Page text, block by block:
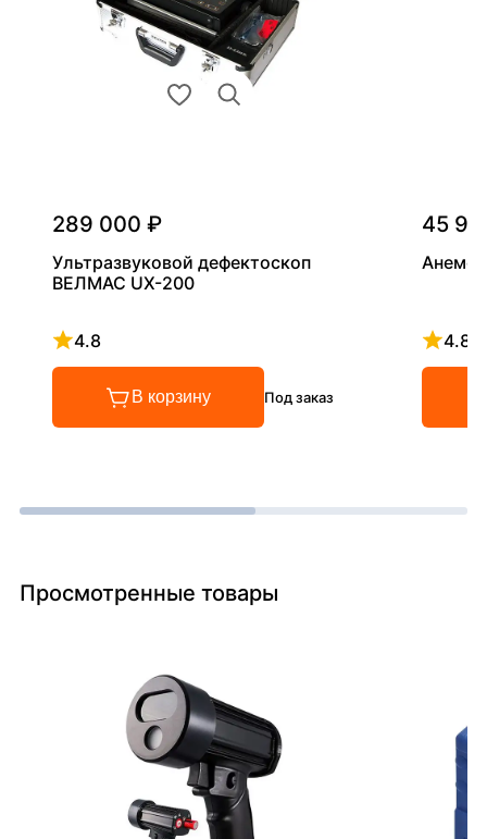
289 000 ₽
Ультразвуковой дефектоскоп
ВЕЛМАС UX-200
4.8
Рейтинг 4.8 из 5
В корзину Под заказ
45
4.8
Просмотренные товары